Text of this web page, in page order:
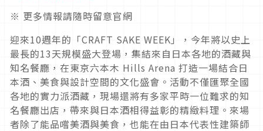
※ 更多情報請隨時留意官網
迎來10週年的「CRAFT SAKE WEEK」，今年將以史上
最長的13天規模盛大登場，集結來自日本各地的酒藏與
知名餐廳，在東京六本木 Hills Arena 打造一場結合日
本酒、美食與設計空間的文化盛會。活動不僅匯聚全國
各地的實力派酒藏，現場還將有多家平時一位難求的知
名餐廳出店，帶來與日本酒相得益彰的精緻料理。來場
者除了能品嚐美酒與美食，也能在由日本代表性建築師